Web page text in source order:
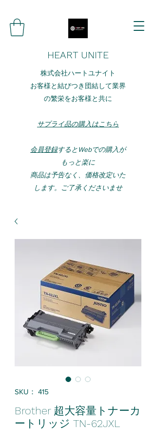
HEART UNITE
株式会社ハートユナイト
お客様と結びつき団結して業界
の繁栄をお客様と共に
サプライ品の購入はこちら
会員登録するとWebでの購入が
もっと楽に
​​商品は予告なく、価格改定いた
します。ご了承くださいませ
SKU： 415
Brother 超大容量トナーカ
ートリッジ TN-62JXL